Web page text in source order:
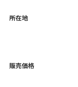
所在地
販売価格